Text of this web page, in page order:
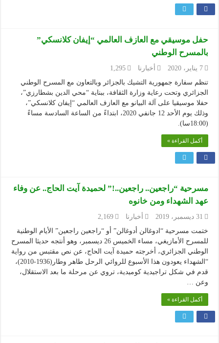
حفل موسيقي مع العازف العالمي “إيفان كلانسكي”
بالمسرح الوطني
7 يناير، 2020 أخبارنا
1,295
تنظم سفارة جمهورية التشيك بالجزائر وبالتعاون مع المسرح الوطني
الجزائري وتحت رعاية وزارة الثقافة، ببناية “محي الدين بشطارزي”،
حفلا موسيقيا على آلة البيانو مع العازف العالمي “إيفان كلانسكي”،
وذلك يوم الأحد 12 جانفي 2020، ابتداءً من الساعة السادسة مساءً
(18:00سا).
أكمل القراءة »
مسرحية “راجعين.. راجعين..!” لحميدة آيت الحاج.. عن وفاء
عهد الشهداء ومن خانوه
31 ديسمبر، 2019 أخبارنا
2,169
ختمت مسرحية “ادوغالن أدوغالن” أو “راجعين راجعين” الأيام الوطنية
للمسرح الأمازيغي، مساء الخميس 26 ديسمبر، وهو أنتجه حديثا المسرح
الوطني الجزائري، أخرجته حميدة آيت الحاج، عن نص مقتبس من رواية
“الشهداء يعودون هذا الأسبوع للروائي الرحل طاهر وطار(1936-2010)،
قدم في شكل تراجيدية كوميدية، تروي عن مرحلة ما بعد الاستقلال،
وعن …
أكمل القراءة »